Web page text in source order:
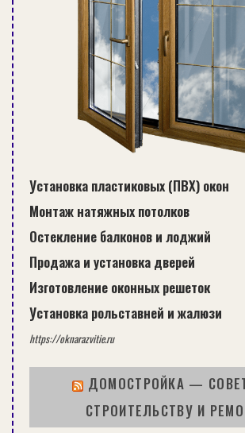
Установка пластиковых (ПВХ) окон
Монтаж натяжных потолков
Остекление балконов и лоджий
Продажа и установка дверей
Изготовление оконных решеток
Установка рольставней и жалюзи
https://oknarazvitie.ru
ДОМОСТРОЙКА —
СТРОИТЕЛЬСТВУ И